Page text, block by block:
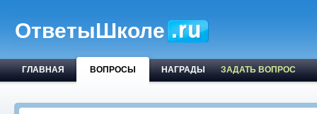
ОтветыШколе
ГЛАВНАЯ ВОПРОСЫ НАГРАДЫ ЗАДАТЬ ВОПРОС